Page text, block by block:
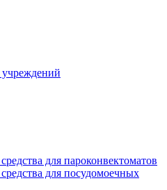
учреждений
для пароконвектоматов
для посудомоечных